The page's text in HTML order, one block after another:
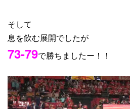
そして
息を飲む展開でしたが
73-79で勝ちましたー！！